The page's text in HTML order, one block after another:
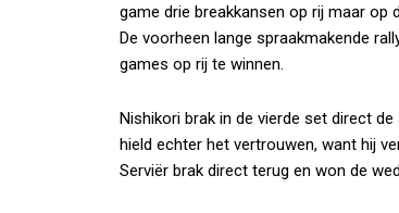
game drie breakkansen op rij maar op
De voorheen lange spraakmakende
games op rij te winnen.
Nishikori brak in de vierde set direct
hield echter het vertrouwen, want hij
Serviër brak direct terug en won de